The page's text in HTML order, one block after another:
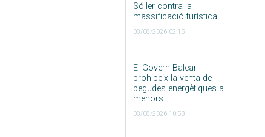
Sóller contra la
massificació turística
08/08/2026 02:15
El Govern Balear
prohibeix la venta de
begudes energètiques a
menors
08/08/2026 10:53